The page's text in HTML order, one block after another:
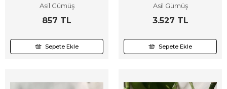
Asil Gümüş
857 TL
Sepete Ekle
Asil Gümüş
3.527 TL
Sepete Ekle